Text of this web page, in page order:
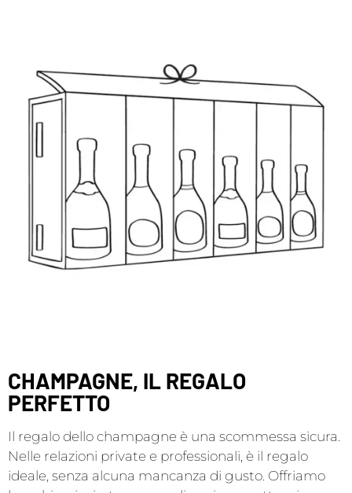
CHAMPAGNE, IL REGALO
PERFETTO
Il regalo dello champagne è una scommessa sicura.
Nelle relazioni private e professionali, è il regalo
ideale, senza alcuna mancanza di gusto. Offriamo